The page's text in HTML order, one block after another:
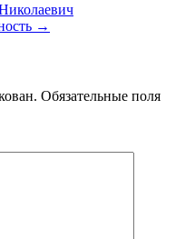
→
Обязательные поля